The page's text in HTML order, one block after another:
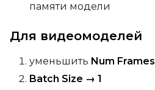
памяти модели
Для видеомоделей
уменьшить Num Frames
Batch Size → 1